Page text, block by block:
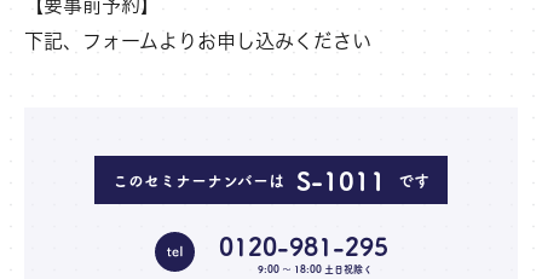
【要事前予約】
下記、フォームよりお申し込みください
このセミナーナンバーは S-1011 です
0120-981-295
9:00 〜 18:00 土日祝除く